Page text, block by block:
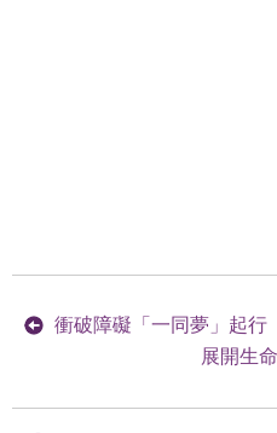
衝破障礙「一同夢」起行
展開生